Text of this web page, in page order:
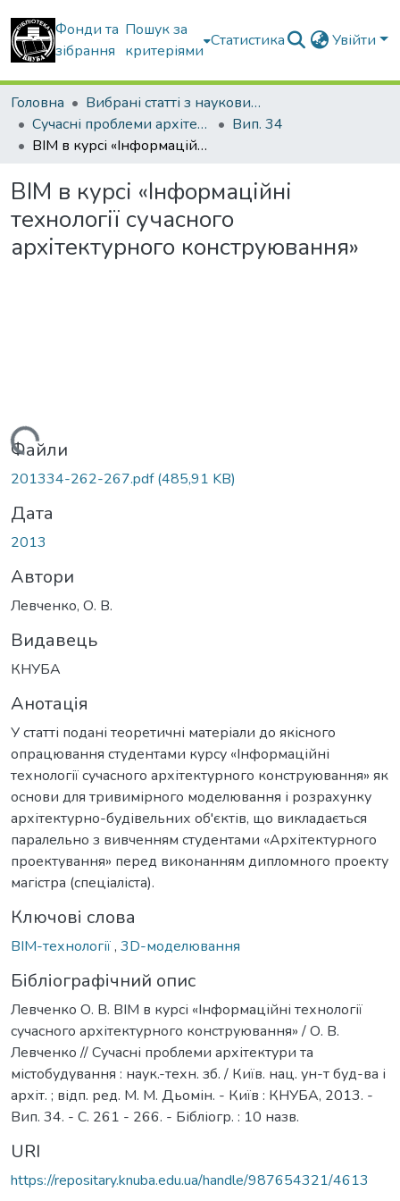
Фонди та
зібрання
Пошук за
критеріями
Статистика Увійти
Головна
Вибрані статті з наукових збірників КНУБА
Сучасні проблеми архітектури та містобудування
Вип. 34
ВІМ в курсі «Інформаційні технології сучасного архітектурного конструювання»
ВІМ в курсі «Інформаційні
технології сучасного
архітектурного конструювання»
Вантажиться...
Файли
201334-262-267.pdf(485,91 KB)
Дата
2013
Автори
Левченко, О. В.
Видавець
КНУБА
Анотація
У статті подані теоретичні матеріали до якісного
опрацювання студентами курсу «Інформаційні
технології сучасного архітектурного конструювання» як
основи для тривимірного моделювання і розрахунку
архітектурно-будівельних об'єктів, що викладається
паралельно з вивченням студентами «Архітектурного
проектування» перед виконанням дипломного проекту
магістра (спеціаліста).
Ключові слова
BIM-технології, 3D-моделювання
Бібліографічний опис
Левченко О. В. ВІМ в курсі «Інформаційні технології
сучасного архітектурного конструювання» / О. В.
Левченко // Сучасні проблеми архітектури та
містобудування : наук.-техн. зб. / Київ. нац. ун-т буд-ва і
архіт. ; відп. ред. М. М. Дьомін. - Київ : КНУБА, 2013. -
Вип. 34. - С. 261 - 266. - Бібліогр. : 10 назв.
URI
https://repositary.knuba.edu.ua/handle/987654321/4613